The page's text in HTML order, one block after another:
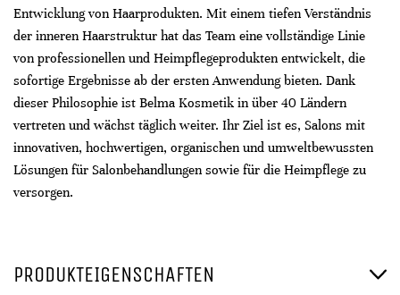
Entwicklung von Haarprodukten. Mit einem tiefen Verständnis
der inneren Haarstruktur hat das Team eine vollständige Linie
von professionellen und Heimpflegeprodukten entwickelt, die
sofortige Ergebnisse ab der ersten Anwendung bieten. Dank
dieser Philosophie ist Belma Kosmetik in über 40 Ländern
vertreten und wächst täglich weiter. Ihr Ziel ist es, Salons mit
innovativen, hochwertigen, organischen und umweltbewussten
Lösungen für Salonbehandlungen sowie für die Heimpflege zu
versorgen.
PRODUKTEIGENSCHAFTEN